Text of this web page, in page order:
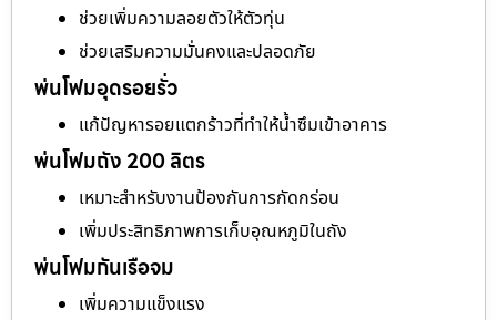
ช่วยเพิ่มความลอยตัวให้ตัวทุ่น
ช่วยเสริมความมั่นคงและปลอดภัย
พ่นโฟมอุดรอยรั่ว
แก้ปัญหารอยแตกร้าวที่ทำให้น้ำซึมเข้าอาคาร
พ่นโฟมถัง 200 ลิตร
เหมาะสำหรับงานป้องกันการกัดกร่อน
เพิ่มประสิทธิภาพการเก็บอุณหภูมิในถัง
พ่นโฟมกันเรือจม
เพิ่มความแข็งแรง